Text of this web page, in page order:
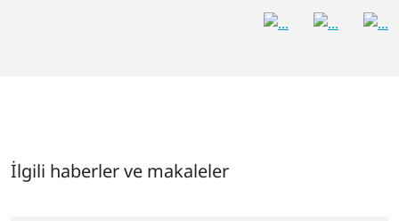
İlgili haberler ve makaleler